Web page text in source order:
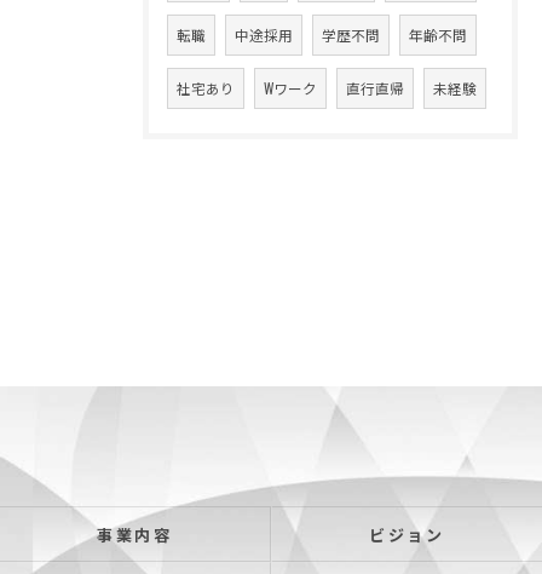
転職 中途採用 学歴不問 年齢不問
社宅あり Wワーク 直行直帰 未経験
事業内容 ビジョン